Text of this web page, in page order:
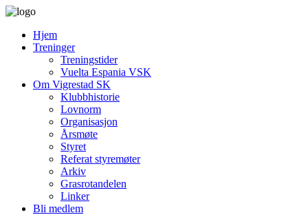
Hjem
Treninger
Treningstider
Vuelta Espania VSK
Om Vigrestad SK
Klubbhistorie
Lovnorm
Organisasjon
Årsmøte
Styret
Referat styremøter
Arkiv
Grasrotandelen
Linker
Bli medlem